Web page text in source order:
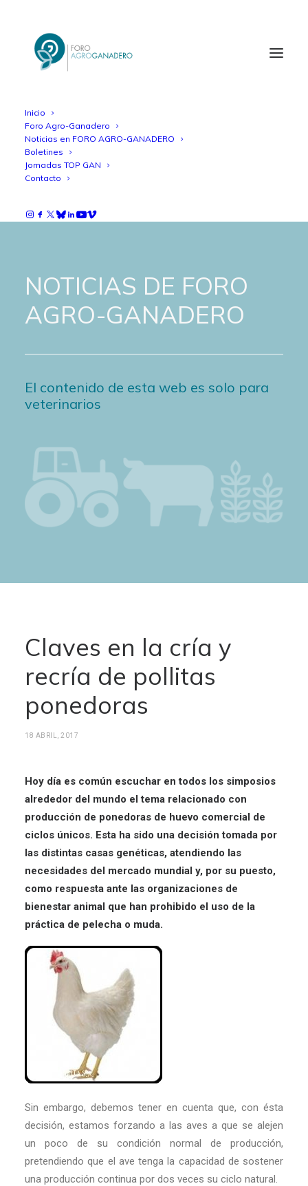
Inicio
Foro Agro-Ganadero
Noticias en FORO AGRO-GANADERO
Boletines
Jornadas TOP GAN
Contacto
NOTICIAS DE FORO
AGRO-GANADERO
El contenido de esta web es solo para
veterinarios
Claves en la cría y
recría de pollitas
ponedoras
18 ABRIL, 2017
Hoy día es común escuchar en todos los simposios
alrededor del mundo el tema relacionado con
producción de ponedoras de huevo comercial de
ciclos únicos. Esta ha sido una decisión tomada por
las distintas casas genéticas, atendiendo las
necesidades del mercado mundial y, por su puesto,
como respuesta ante las organizaciones de
bienestar animal que han prohibido el uso de la
práctica de pelecha o muda.
Sin embargo, debemos tener en cuenta que, con ésta
decisión, estamos forzando a las aves a que se alejen
un poco de su condición normal de producción,
pretendiendo que el ave tenga la capacidad de sostener
una producción continua por dos veces su ciclo natural.